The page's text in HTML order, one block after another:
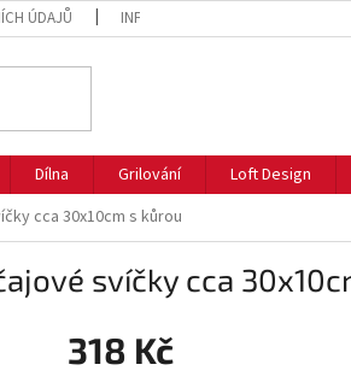
ÚDAJŮ INFORMACE O COOKIES
Dílna Grilování Loft Design
cca 30x10cm s kůrou
svíčky cca
318 Kč